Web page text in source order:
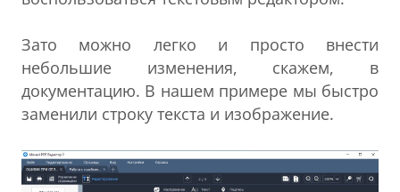
Зато можно легко и просто внести
небольшие изменения, скажем, в
документацию. В нашем примере мы быстро
заменили строку текста и изображение.